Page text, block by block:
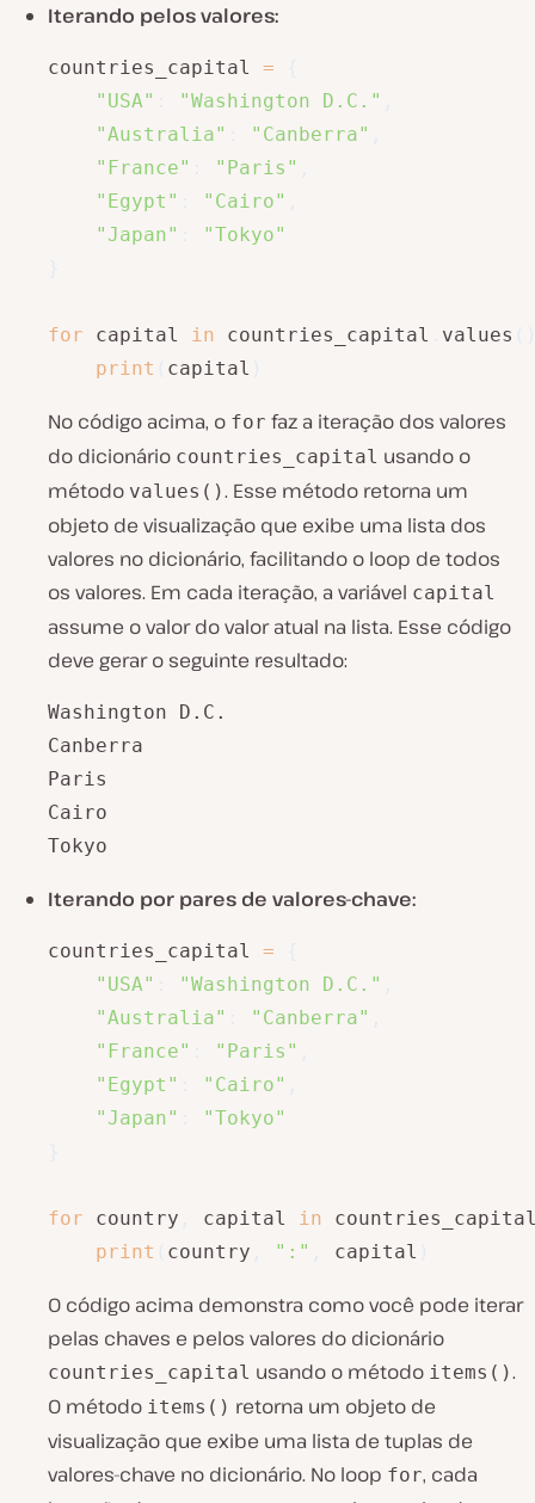
Iterando pelos valores:
countries_capital =
"USA"
"Washington D.C."
"Australia"
"Canberra"
"France"
"Paris"
"Egypt"
"Cairo"
"Japan"
"Tokyo"
for capital in countries_capital values
print
capital
No código acima, o for faz a iteração dos valores
do dicionário countries_capital usando o
método values(). Esse método retorna um
objeto de visualização que exibe uma lista dos
valores no dicionário, facilitando o loop de todos
os valores. Em cada iteração, a variável capital
assume o valor do valor atual na lista. Esse código
deve gerar o seguinte resultado:
Washington D.C.
Canberra
Paris
Cairo
Tokyo
Iterando por pares de valores-chave:
countries_capital =
"USA"
"Washington D.C."
"Australia"
"Canberra"
"France"
"Paris"
"Egypt"
"Cairo"
"Japan"
"Tokyo"
for country capital in
print
country ":" capital
O código acima demonstra como você pode iterar
pelas chaves e pelos valores do dicionário
countries_capital usando o método items().
O método items() retorna um objeto de
visualização que exibe uma lista de tuplas de
valores-chave no dicionário. No loop for, cada